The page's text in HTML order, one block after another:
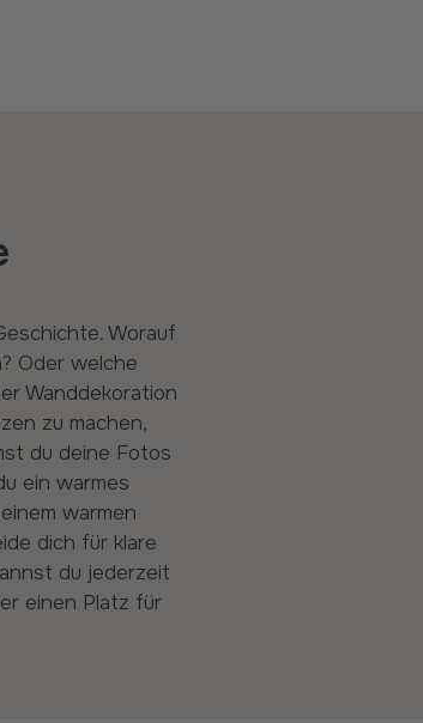
Oder welche
Wanddekoration
zu machen,
du deine Fotos
ein warmes
warmen
dich für klare
du jederzeit
einen Platz für